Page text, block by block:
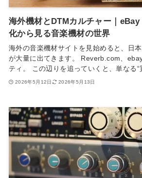
海外機材とDTMカルチャー｜
化から見る音楽機材の世界
海外の音楽機材サイトを見始めると、日
が大量に出てきます。 Reverb.com、
ティ。 この辺りを追っていくと、単なる“
2026年5月12日 2026年5月13日